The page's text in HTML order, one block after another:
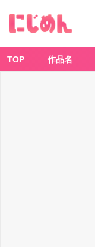
TOP 作品名